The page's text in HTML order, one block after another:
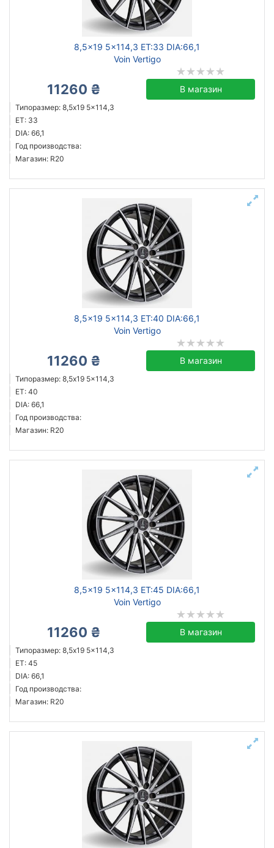
8,5x19 5x114,3 ET:33 DIA:66,1
Voin Vertigo
11260 ₴ В магазин
Типоразмер: 8,5x19 5x114,3
ET: 33
DIA: 66,1
Год производства:
Магазин: R20
8,5x19 5x114,3 ET:40 DIA:66,1
Voin Vertigo
11260 ₴ В магазин
Типоразмер: 8,5x19 5x114,3
ET: 40
DIA: 66,1
Год производства:
Магазин: R20
8,5x19 5x114,3 ET:45 DIA:66,1
Voin Vertigo
11260 ₴ В магазин
Типоразмер: 8,5x19 5x114,3
ET: 45
DIA: 66,1
Год производства:
Магазин: R20